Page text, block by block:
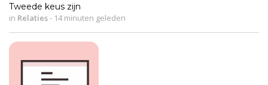
Tweede keus zijn
in Relaties- 14 minuten geleden